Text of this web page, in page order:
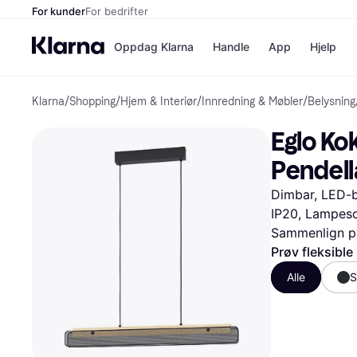
For kunderFor bedrifter
Oppdag Klarna
Betal nå
Betal i 3
Betal innen
Finansiering
Vipps
Handle
Butikker
App Hjelp
Klarna/Shopping/Hjem & Interiør/ Innredning & Møbler/Belysning
Eglo
Dimbar, LED-
IP20,
Sammenlign
Prøv
Alle